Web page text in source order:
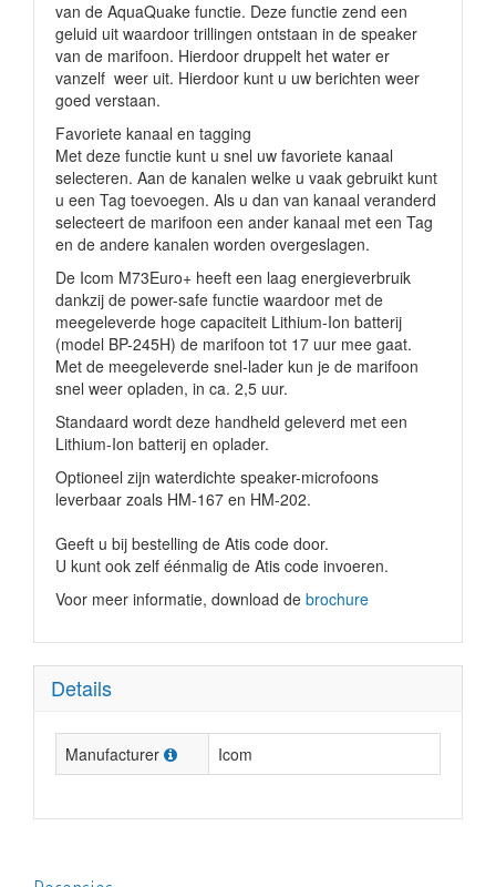
van de AquaQuake functie. Deze functie zend een
geluid uit waardoor trillingen ontstaan in de speaker
van de marifoon. Hierdoor druppelt het water er
vanzelf weer uit. Hierdoor kunt u uw berichten weer
goed verstaan.
Favoriete kanaal en tagging
Met deze functie kunt u snel uw favoriete kanaal
selecteren. Aan de kanalen welke u vaak gebruikt kunt
u een Tag toevoegen. Als u dan van kanaal veranderd
selecteert de marifoon een ander kanaal met een Tag
en de andere kanalen worden overgeslagen.
De Icom M73Euro+ heeft een laag energieverbruik
dankzij de power-safe functie waardoor met de
meegeleverde hoge capaciteit Lithium-Ion batterij
(model BP-245H) de marifoon tot 17 uur mee gaat.
Met de meegeleverde snel-lader kun je de marifoon
snel weer opladen, in ca. 2,5 uur.
Standaard wordt deze handheld geleverd met een
Lithium-Ion batterij en oplader.
Optioneel zijn waterdichte speaker-microfoons
leverbaar zoals HM-167 en HM-202.
Geeft u bij bestelling de Atis code door.
U kunt ook zelf éénmalig de Atis code invoeren.
Voor meer informatie, download de brochure
Details
Manufacturer Icom